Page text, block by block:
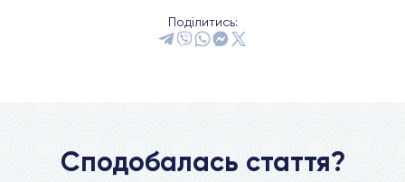
Поділитись:
Сподобалась стаття?